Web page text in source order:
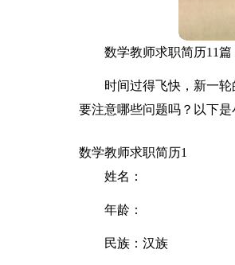
数学教师求职简历11篇
时间过得飞快，新一
要注意哪些问题吗？以下
数学教师求职简历1
姓名：
年龄：
民族：汉族